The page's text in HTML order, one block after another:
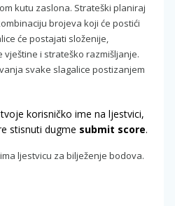
kutu zaslona. Strateški planiraj
brojeva koji će postići
će postajati složenije,
i strateško razmišljanje.
svake slagalice postizanjem
korisničko ime na ljestvici,
stisnuti dugme submit score.
ljestvicu za bilježenje bodova.